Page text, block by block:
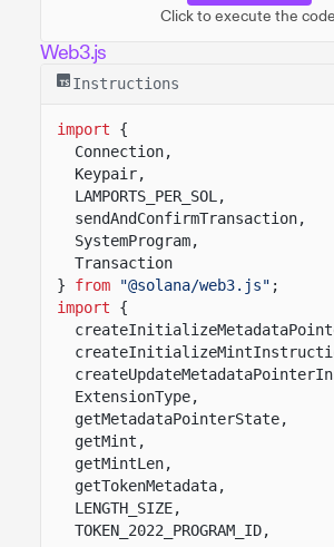
Click to execute the
Web3.js
Instructions
import
{
Connection,
Keypair,
LAMPORTS_PER_SOL,
sendAndConfirmTransaction,
SystemProgram,
Transaction
}
from "@solana/web3.js" ;
import
{
ExtensionType,
getMetadataPointerState,
getMint,
getMintLen,
getTokenMetadata,
LENGTH_SIZE,
TOKEN_2022_PROGRAM_ID,